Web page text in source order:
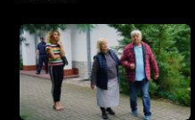
2201–2300
2101–2200